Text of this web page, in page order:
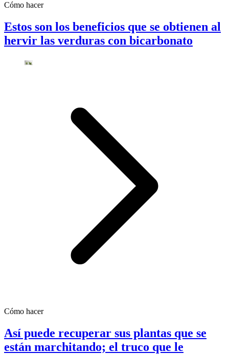
Cómo hacer
Estos son los beneficios que se obtienen al
hervir las verduras con bicarbonato
Cómo hacer
Así puede recuperar sus plantas que se
están marchitando; el truco que le